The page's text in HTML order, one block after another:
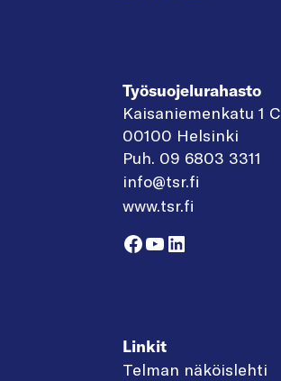
Työsuojelurahasto
Kaisaniemenkatu 1 C
00100 Helsinki
Puh. 09 6803 3311
info@tsr.fi
www.tsr.fi
Facebook
YouTube
LinkedIn
Linkit
Telman näköislehti